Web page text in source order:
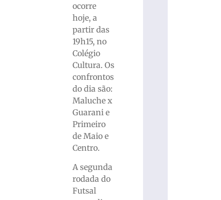
ocorre
hoje, a
partir das
19h15, no
Colégio
Cultura. Os
confrontos
do dia são:
Maluche x
Guarani e
Primeiro
de Maio e
Centro.
A segunda
rodada do
Futsal